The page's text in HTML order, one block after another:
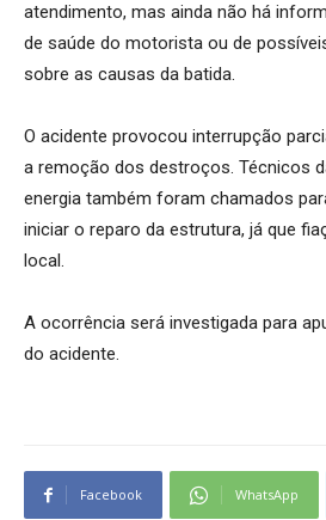
atendimento, mas ainda não há
de saúde do motorista ou de
sobre as causas da batida.
O acidente provocou interrupção
a remoção dos destroços. Técnicos
energia também foram chamados
iniciar o reparo da estrutura, já que
local.
A ocorrência será investigada para
do acidente.
Facebook WhatsApp